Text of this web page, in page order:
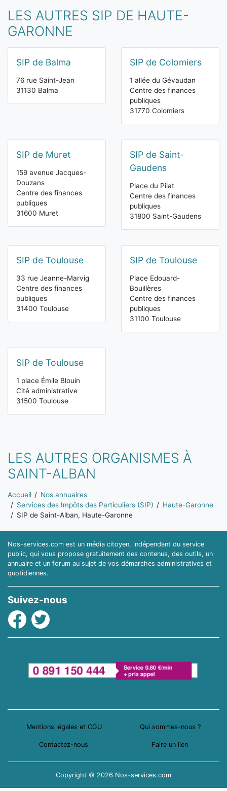
LES AUTRES SIP DE HAUTE-
GARONNE
SIP de Balma
76 rue Saint-Jean
31130 Balma
SIP de Colomiers
1 allée du Gévaudan
Centre des finances
publiques
31770 Colomiers
SIP de Muret
159 avenue Jacques-
Douzans
Centre des finances
publiques
31600 Muret
SIP de Saint-
Gaudens
Place du Pilat
Centre des finances
publiques
31800 Saint-Gaudens
SIP de Toulouse
33 rue Jeanne-Marvig
Centre des finances
publiques
31400 Toulouse
SIP de Toulouse
Place Edouard-
Bouillères
Centre des finances
publiques
31100 Toulouse
SIP de Toulouse
1 place Émile Blouin
Cité administrative
31500 Toulouse
LES AUTRES ORGANISMES À
SAINT-ALBAN
Vous êtes ici:
Accueil
Nos annuaires
Services des Impôts des Particuliers (SIP)
Haute-Garonne
SIP de Saint-Alban, Haute-Garonne
Nos-services.com est un média citoyen, indépendant du service
public, qui vous propose gratuitement des contenus, des outils, un
annuaire et un forum au sujet de vos démarches administratives et
quotidiennes.
Suivez-nous
Facebook
Twitter
Mentions légales et CGU Qui sommes-nous ?
Contactez-nous Faire un lien
Copyright © 2026 Nos-services.com